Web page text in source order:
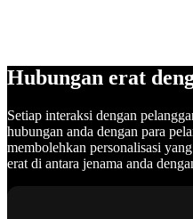
Hubungan erat
Setiap interaksi dengan
hubungan anda dengan para
membolehkan personalisasi
erat di antara jenama anda